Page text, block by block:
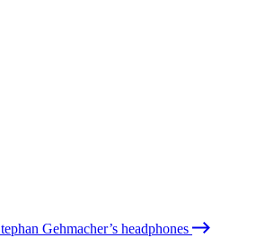
Gehmacher’s headphones